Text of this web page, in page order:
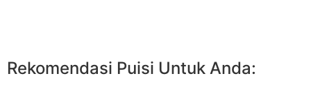
Rekomendasi Puisi Untuk Anda: